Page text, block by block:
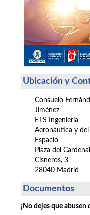
Ubicación y
Consuelo
Jiménez
ETS Ingeniería
Aeronáutica y del
Espacio
Plaza del Cardenal
Cisneros, 3
28040 Madrid
Documentos
¡No dejes que abusen